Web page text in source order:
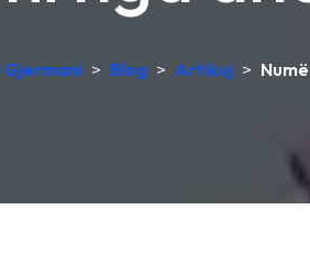
> Blog > Artikuj >